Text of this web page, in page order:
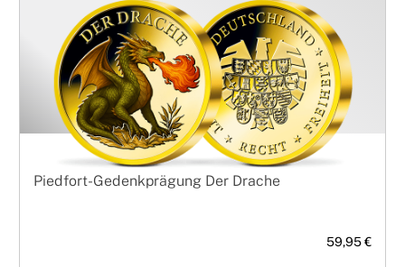
Piedfort-Gedenkprägung Der Drache
59,95 €